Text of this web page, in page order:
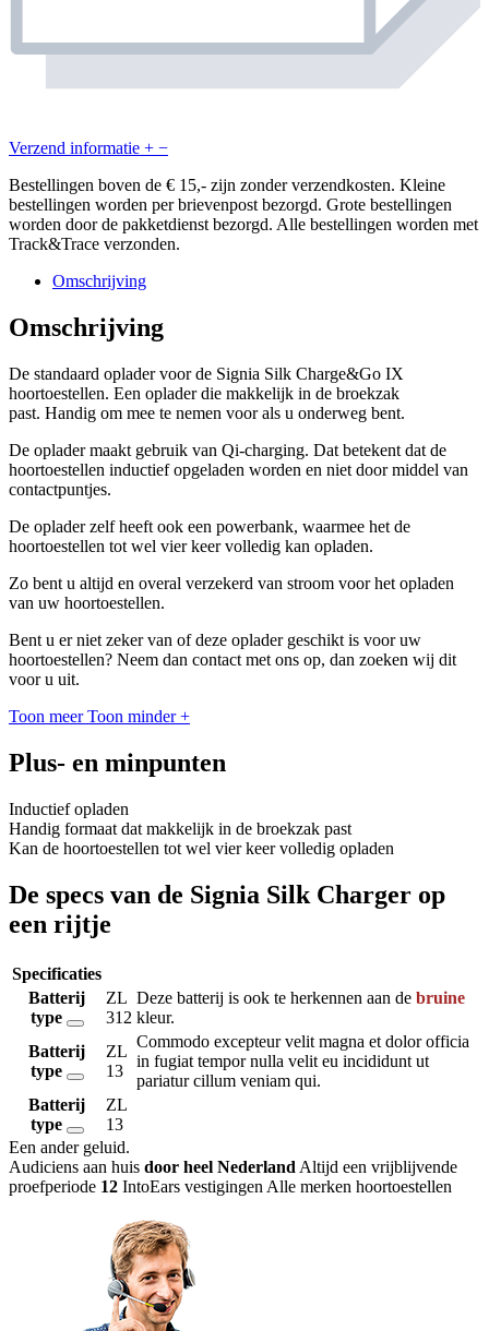
Verzend informatie + −
Bestellingen boven de € 15,- zijn zonder verzendkosten. Kleine
bestellingen worden per brievenpost bezorgd. Grote bestellingen
worden door de pakketdienst bezorgd. Alle bestellingen worden met
Track&Trace verzonden.
Omschrijving
Omschrijving
De standaard oplader voor de Signia Silk Charge&Go IX
hoortoestellen. Een oplader die makkelijk in de broekzak
past. Handig om mee te nemen voor als u onderweg bent.
De oplader maakt gebruik van Qi-charging. Dat betekent dat de
hoortoestellen inductief opgeladen worden en niet door middel van
contactpuntjes.
De oplader zelf heeft ook een powerbank, waarmee het de
hoortoestellen tot wel vier keer volledig kan opladen.
Zo bent u altijd en overal verzekerd van stroom voor het opladen
van uw hoortoestellen.
Bent u er niet zeker van of deze oplader geschikt is voor uw
hoortoestellen? Neem dan contact met ons op, dan zoeken wij dit
voor u uit.
Toon meer Toon minder +
Plus- en minpunten
Inductief opladen
Handig formaat dat makkelijk in de broekzak past
Kan de hoortoestellen tot wel vier keer volledig opladen
De specs van de Signia Silk Charger op
een rijtje
Specificaties
Batterij
type
ZL
312
Deze batterij is ook te herkennen aan de bruine
kleur.
Batterij
type
ZL
13
Commodo excepteur velit magna et dolor officia
in fugiat tempor nulla velit eu incididunt ut
pariatur cillum veniam qui.
Batterij
type
ZL
13
Een ander geluid.
Audiciens aan huis door heel Nederland Altijd een vrijblijvende
proefperiode 12 IntoEars vestigingen Alle merken hoortoestellen